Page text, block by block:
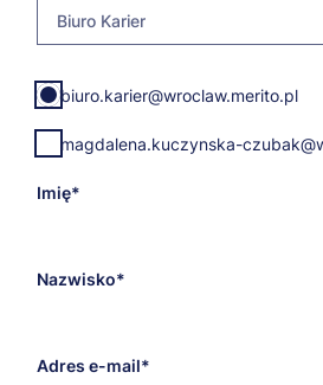
Biuro Karier
E-
mail
adresata
biuro.karier@wroclaw.merito.pl
magdalena.kuczynska-
Imię
Nazwisko
Adres e-mail